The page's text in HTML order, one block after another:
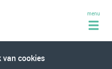
menu
van cookies